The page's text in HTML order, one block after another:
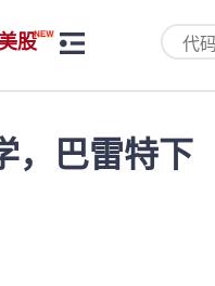
股
，巴雷特下